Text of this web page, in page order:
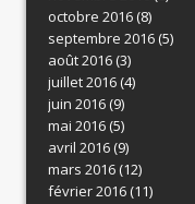
octobre 2016(8)
septembre 2016(5)
août 2016(3)
juillet 2016(4)
juin 2016(9)
mai 2016(5)
avril 2016(9)
mars 2016(12)
février 2016(11)